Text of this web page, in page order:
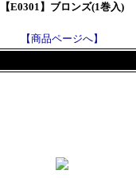
【E0301】ブロンズ(1巻入)
【商品ページへ】